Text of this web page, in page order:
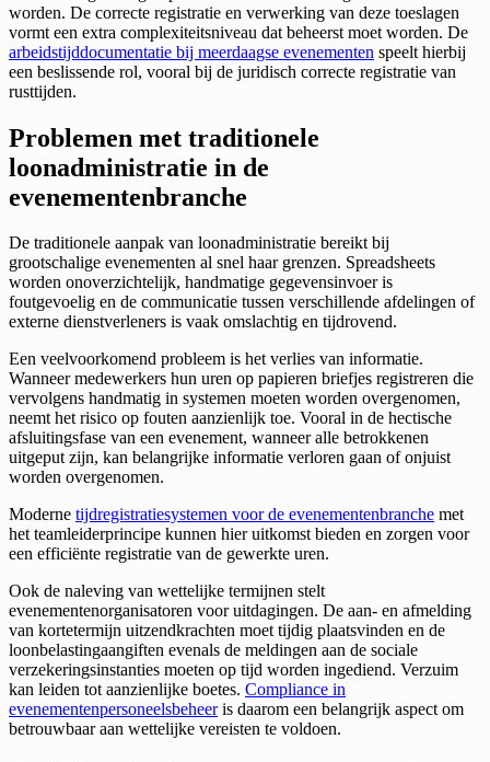
worden. De correcte registratie en verwerking van deze toeslagen
vormt een extra complexiteitsniveau dat beheerst moet worden. De
arbeidstijddocumentatie bij meerdaagse evenementen speelt hierbij
een beslissende rol, vooral bij de juridisch correcte registratie van
rusttijden.
Problemen met traditionele
loonadministratie in de
evenementenbranche
De traditionele aanpak van loonadministratie bereikt bij
grootschalige evenementen al snel haar grenzen. Spreadsheets
worden onoverzichtelijk, handmatige gegevensinvoer is
foutgevoelig en de communicatie tussen verschillende afdelingen of
externe dienstverleners is vaak omslachtig en tijdrovend.
Een veelvoorkomend probleem is het verlies van informatie.
Wanneer medewerkers hun uren op papieren briefjes registreren die
vervolgens handmatig in systemen moeten worden overgenomen,
neemt het risico op fouten aanzienlijk toe. Vooral in de hectische
afsluitingsfase van een evenement, wanneer alle betrokkenen
uitgeput zijn, kan belangrijke informatie verloren gaan of onjuist
worden overgenomen.
Moderne tijdregistratiesystemen voor de evenementenbranche met
het teamleiderprincipe kunnen hier uitkomst bieden en zorgen voor
een efficiënte registratie van de gewerkte uren.
Ook de naleving van wettelijke termijnen stelt
evenementenorganisatoren voor uitdagingen. De aan- en afmelding
van kortetermijn uitzendkrachten moet tijdig plaatsvinden en de
loonbelastingaangiften evenals de meldingen aan de sociale
verzekeringsinstanties moeten op tijd worden ingediend. Verzuim
kan leiden tot aanzienlijke boetes. Compliance in
evenementenpersoneelsbeheeris daarom een belangrijk aspect om
betrouwbaar aan wettelijke vereisten te voldoen.